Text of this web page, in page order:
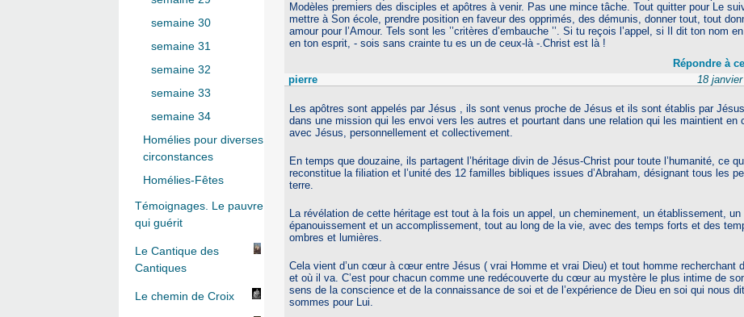
Modèles premiers des disciples et apôtres à venir. Pas une mince tâche. Tout quitter pour Le
mettre à Son école, prendre position en faveur des opprimés, des démunis, donner tout, tout
amour pour l’Amour. Tels sont les ’’critères d’embauche ’’. Si tu reçois l’appel, si Il dit ton nom
en ton esprit, - sois sans crainte tu es un de ceux-là -.Christ est là !
Répondre à
pierre
18
Les apôtres sont appelés par Jésus , ils sont venus proche de Jésus et ils sont établis par
dans une mission qui les envoi vers les autres et pourtant dans une relation qui les maintient en
avec Jésus, personnellement et collectivement.
En temps que douzaine, ils partagent l’héritage divin de Jésus-Christ pour toute l’humanité, ce
reconstitue la filiation et l’unité des 12 familles bibliques issues d’Abraham, désignant tous les
terre.
La révélation de cette héritage est tout à la fois un appel, un cheminement, un établissement, un
épanouissement et un accomplissement, tout au long de la vie, avec des temps forts et des
ombres et lumières.
Cela vient d’un cœur à cœur entre Jésus ( vrai Homme et vrai Dieu) et tout homme recherchant
et où il va. C’est pour chacun comme une redécouverte du cœur au mystère le plus intime de
sens de la conscience et de la connaissance de soi et de l’expérience de Dieu en soi qui nous
sommes pour Lui.
semaine 30
semaine 31
semaine 32
semaine 33
semaine 34
Homélies pour diverses
circonstances
Homélies-Fêtes
Témoignages. Le pauvre
qui guérit
Le Cantique des
Cantiques
Le chemin de Croix